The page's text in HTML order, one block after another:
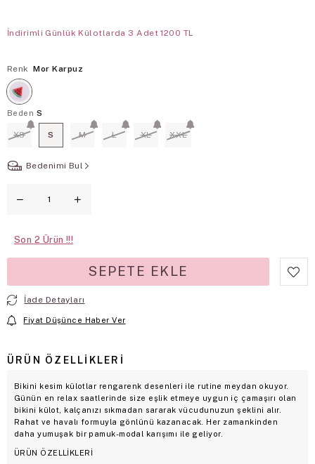
İndirimli Günlük Külotlarda 3 Adet 1200 TL
Renk Mor Karpuz
Beden S
XS S M L XL XXL
Bedenimi Bul
Son 2
İade Detayları
Fiyat Düşünce Haber Ver
ÜRÜN ÖZELLIKLERI
Bikini kesim külotlar rengarenk desenleri ile rutine meydan okuyor.
Günün en relax saatlerinde size eşlik etmeye uygun iç çamaşırı olan
bikini külot, kalçanızı sıkmadan sararak vücudunuzun şeklini alır.
Rahat ve havalı formuyla gönlünü kazanacak. Her zamankinden
daha yumuşak bir pamuk-modal karışımı ile geliyor.
ÜRÜN ÖZELLİKLERİ